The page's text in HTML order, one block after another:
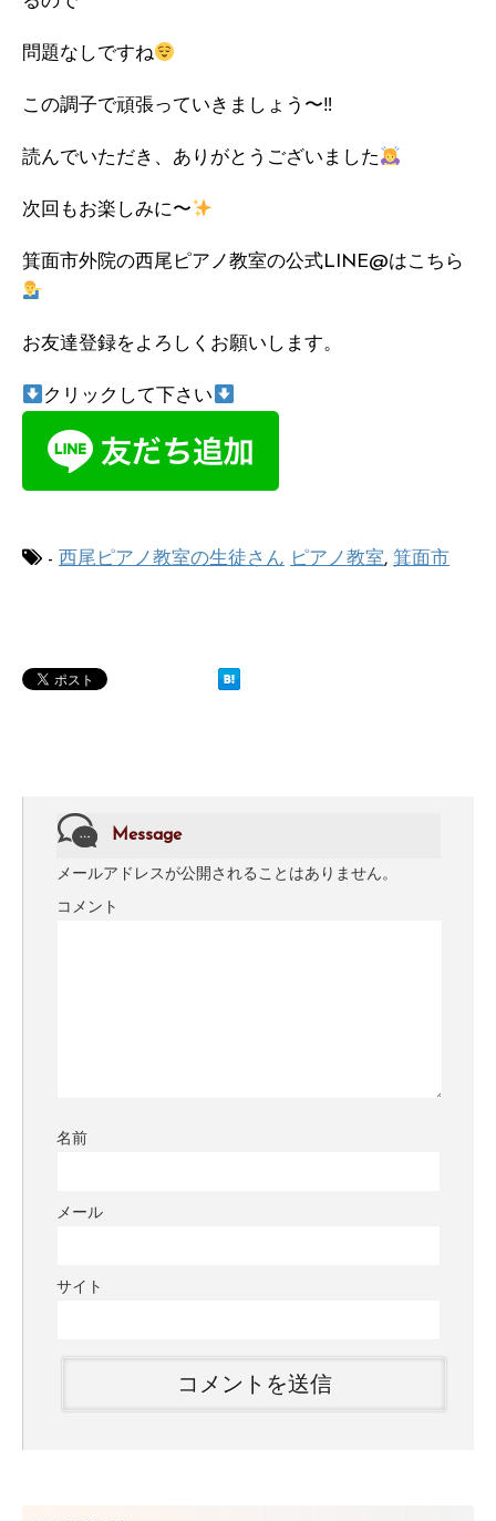
問題なしですね
この調子で頑張っていきましょう〜‼︎
読んでいただき、ありがとうございました
次回もお楽しみに〜
箕面市外院の西尾ピアノ教室の公式LINE@はこちら
お友達登録をよろしくお願いします。
クリックして下さい
- 西尾ピアノ教室の生徒さん ピアノ教室, 箕面市
Message
メールアドレスが公開されることはありません。
コメント
名前
メール
サイト